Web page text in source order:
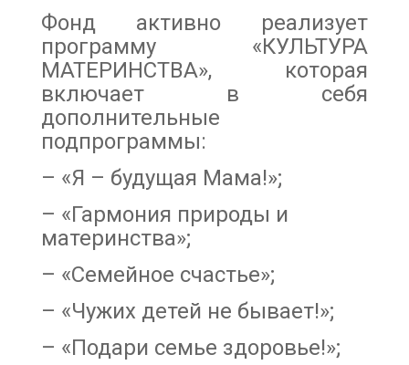
Фонд активно реализует
программу «КУЛЬТУРА
МАТЕРИНСТВА», которая
включает в себя
дополнительные
подпрограммы:
– «Я – будущая Мама!»;
– «Гармония природы и
материнства»;
– «Семейное счастье»;
– «Чужих детей не бывает!»;
– «Подари семье здоровье!»;